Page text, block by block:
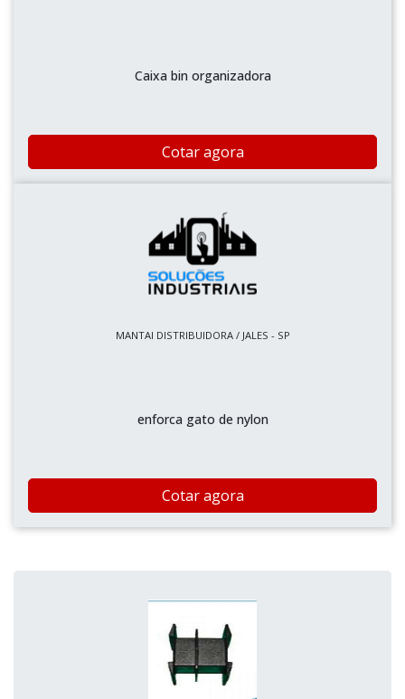
Caixa bin organizadora
Cotar agora
MANTAI DISTRIBUIDORA / JALES - SP
enforca gato de nylon
Cotar agora